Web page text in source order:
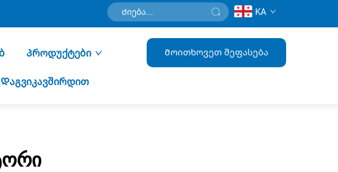
KA
Პროდუქტები
Დაგვიკავშირდით
Მოითხოვეთ შეფასება